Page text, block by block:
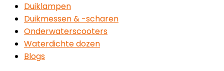
Duiklampen
Duikmessen & -scharen
Onderwaterscooters
Waterdichte dozen
Blogs